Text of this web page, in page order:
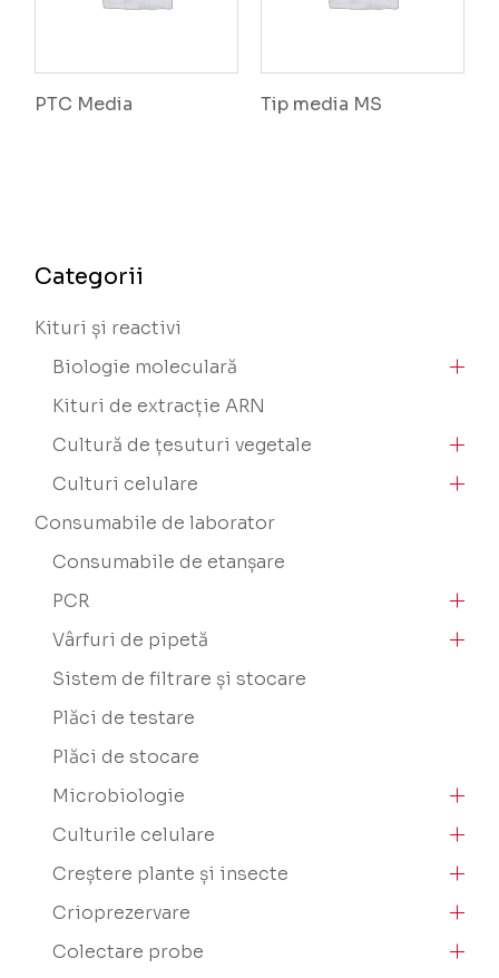
PTC Media Tip media MS
Categorii
Kituri și reactivi
Biologie moleculară
Kituri de extracție ARN
Cultură de țesuturi vegetale
Culturi celulare
Consumabile de laborator
Consumabile de etanșare
PCR
Vârfuri de pipetă
Sistem de filtrare și stocare
Plăci de testare
Plăci de stocare
Microbiologie
Culturile celulare
Creștere plante și insecte
Crioprezervare
Colectare probe